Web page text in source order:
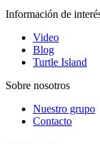
Información de
Video
Blog
Turtle Island
Sobre nosotros
Nuestro grupo
Contacto